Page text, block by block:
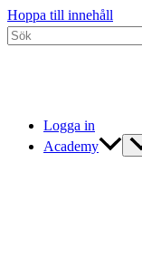
Hoppa till innehåll
Logga in
Academy